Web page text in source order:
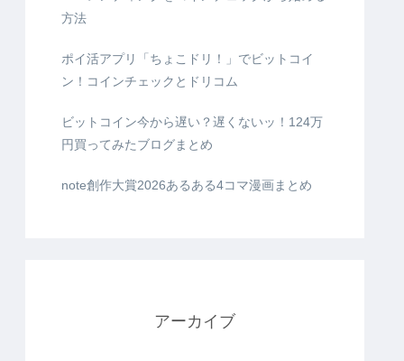
方法
ポイ活アプリ「ちょこドリ！」でビットコイ
ン！コインチェックとドリコム
ビットコイン今から遅い？遅くないッ！124万
円買ってみたブログまとめ
note創作大賞2026あるある4コマ漫画まとめ
アーカイブ